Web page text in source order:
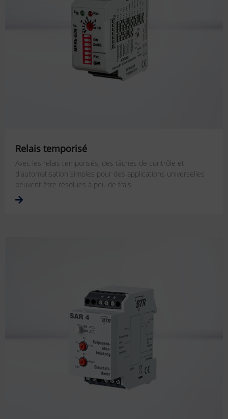
Relais temporisé
Avec les relais temporisés, des tâches de contrôle et
d'automatisation simples pour des applications universelles
peuvent être résolues à peu de frais.